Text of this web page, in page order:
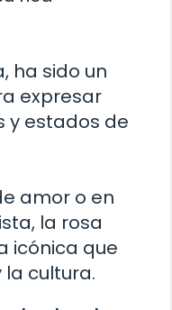
ha sido un
expresar
y estados de
amor o en
la rosa
icónica que
cultura.